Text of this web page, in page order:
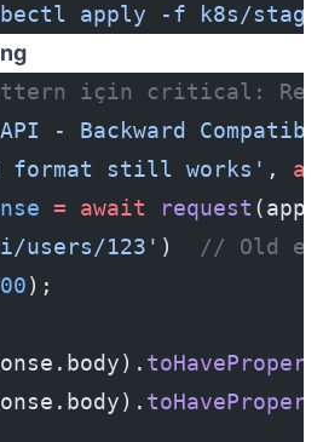
apply -f k8s/
için critical:
- Backward
format still works' ,
= await request (app)
users/123' ) // Old
);